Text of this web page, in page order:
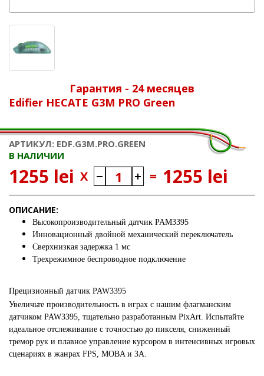
Гарантия - 24 месяцев
Edifier HECATE G3M PRO Green
АРТИКУЛ: EDF.G3M.PRO.GREEN
В НАЛИЧИИ
1255 lei X = 1255 lei
ОПИСАНИЕ:
Высокопроизводительный датчик PAM3395
Инновационный двойной механический переключатель
Сверхнизкая задержка 1 мс
Трехрежимное беспроводное подключение
Прецизионный датчик PAW3395
Увеличьте производительность в играх с нашим флагманским
датчиком PAW3395, тщательно разработанным PixArt. Испытайте
идеальное отслеживание с точностью до пикселя, сниженный
тремор рук и плавное управление курсором в интенсивных игровых
сценариях в жанрах FPS, MOBA и 3A.